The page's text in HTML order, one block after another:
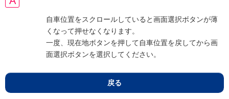
自車位置をスクロールしていると画面選択ボタンが薄
くなって押せなくなります。
一度、現在地ボタンを押して自車位置を戻してから画
面選択ボタンを選択してください。
戻る